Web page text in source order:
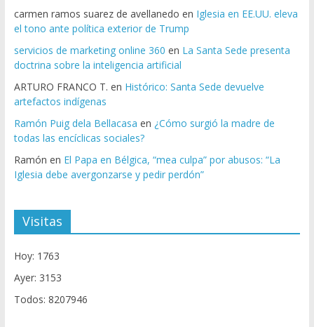
carmen ramos suarez de avellanedo en Iglesia en EE.UU. eleva
el tono ante política exterior de Trump
servicios de marketing online 360 en La Santa Sede presenta
doctrina sobre la inteligencia artificial
ARTURO FRANCO T. en Histórico: Santa Sede devuelve
artefactos indígenas
Ramón Puig dela Bellacasa en ¿Cómo surgió la madre de
todas las encíclicas sociales?
Ramón en El Papa en Bélgica, “mea culpa” por abusos: “La
Iglesia debe avergonzarse y pedir perdón”
Visitas
Hoy: 1763
Ayer: 3153
Todos: 8207946